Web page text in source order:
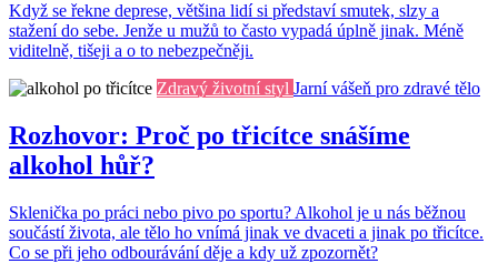
Když se řekne deprese, většina lidí si představí smutek, slzy a
stažení do sebe. Jenže u mužů to často vypadá úplně jinak. Méně
viditelně, tišeji a o to nebezpečněji.
Zdravý životní styl Jarní vášeň pro zdravé tělo
Rozhovor: Proč po třicítce snášíme
alkohol hůř?
Sklenička po práci nebo pivo po sportu? Alkohol je u nás běžnou
součástí života, ale tělo ho vnímá jinak ve dvaceti a jinak po třicítce.
Co se při jeho odbourávání děje a kdy už zpozornět?